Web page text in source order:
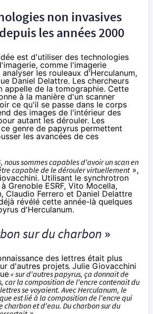
non invasives
les années 2000
est d'utiliser des technologies
comme l'imagerie
les rouleaux d'Herculanum,
Daniel Delattre. Les chercheurs
appelle de la tomographie. Cette
à la manière d'un scanner
ce qu'il se passe dans le corps
des images de l'intérieur des
autant les dérouler. Les
genre de papyrus permettent
les avancées de ces
nous sommes capables d'avoir un scan en
capable de le dérouler virtuellement»,
Utilisant le synchrotron
Grenoble ESRF, Vito Mocella,
Claudio Ferrero et Daniel Delattre
révélé cette année-là quelques
d'Herculanum.
sur du charbon »
des lettres était plus
d'autres projets. Julie Giovacchini
« sur d'autres papyrus, ça donnait de
car la composition de l'encre contenait du
se voyaient. Avec Herculanum, le
est lié à la composition de l'encre qui
charbon et d'eau. Du charbon sur du